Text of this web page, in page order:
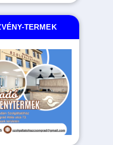
TERMEK